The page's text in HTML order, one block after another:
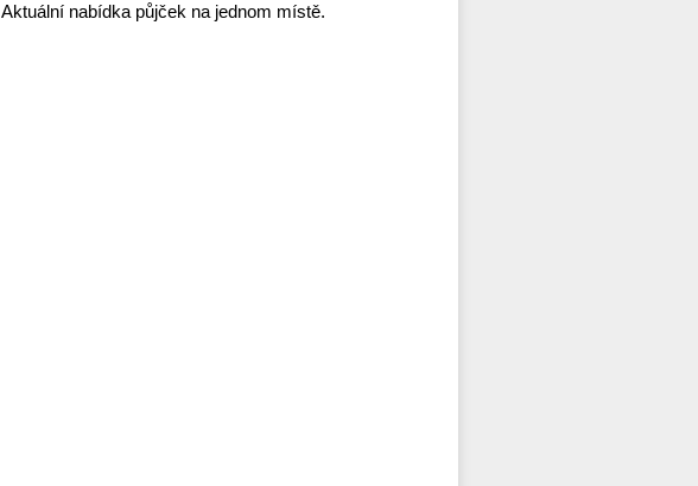
Aktuální nabídka půjček na jednom místě.